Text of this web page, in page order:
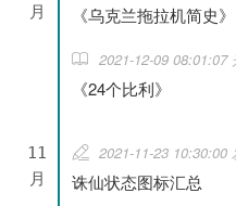
月
《乌克兰拖拉机简史》
2021-12-09 08:01:07
《24个比利》
11
月
2021-11-23 10:30:00
诛仙状态图标汇总